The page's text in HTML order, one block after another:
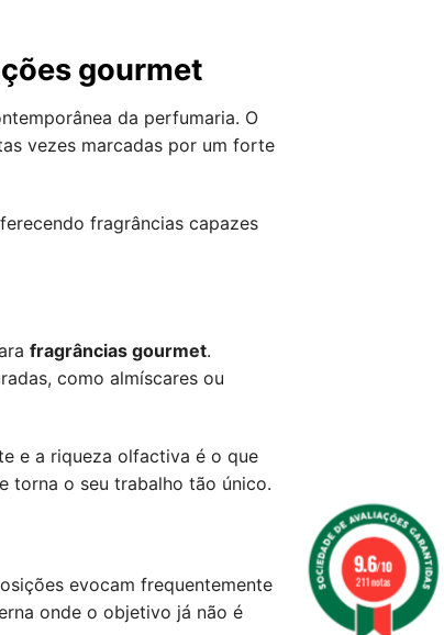
gourmet
da perfumaria. O
vezes marcadas por um forte
fragrâncias capazes
fragrâncias gourmet.
como almíscares ou
e a riqueza olfactiva é o que
torna o seu trabalho tão único.
evocam frequentemente
onde o objetivo já não é
9.6/10
211 notas